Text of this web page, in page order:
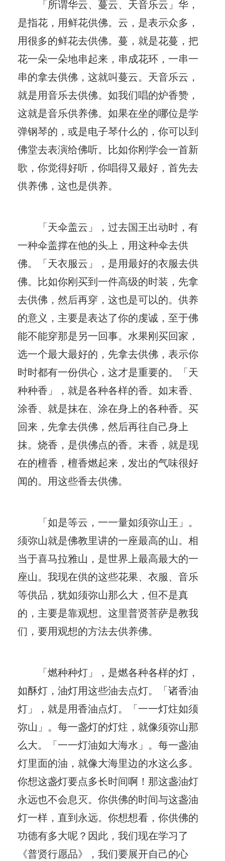
「所谓华云、蔓云、天音乐云」华，
是指花，用鲜花供佛。云，是表示众多，
用很多的鲜花去供佛。蔓，就是花蔓，把
花一朵一朵地串起来，串成花环，一串一
串的拿去供佛，这就叫蔓云。天音乐云，
就是用音乐去供佛。如我们唱的炉香赞，
这就是音乐供养佛。如果在坐的哪位是学
弹钢琴的，或是电子琴什么的，你可以到
佛堂去表演给佛听。比如你刚学会一首新
歌，你觉得好听，你唱得又最好，首先去
供养佛，这也是供养。
「天伞盖云」，过去国王出动时，有
一种伞盖撑在他的头上，用这种伞去供
佛。「天衣服云」，是用最好的衣服去供
佛。比如你刚买到一件高级的时装，先拿
去供佛，然后再穿，这也是可以的。供养
的意义，主要是表达了你的虔诚，至于佛
能不能穿那是另一回事。水果刚买回家，
选一个最大最好的，先拿去供佛，表示你
时时都有一份供心，这才是重要的。「天
种种香」，就是各种各样的香。如末香、
涂香、就是抹在、涂在身上的各种香。买
回来，先拿去供佛，然后再往自己身上
抹。烧香，是供佛点的香。末香，就是现
在的檀香，檀香燃起来，发出的气味很好
闻的。用这些香去供佛。
「如是等云，一一量如须弥山王」。
须弥山就是佛教里讲的一座最高的山。相
当于喜马拉雅山，是世界上最高最大的一
座山。我现在供的这些花果、衣服、音乐
等供品，犹如须弥山那么大，但不是真
的，主要是靠观想。这里普贤菩萨是教我
们，要用观想的方法去供养佛。
「燃种种灯」，是燃各种各样的灯，
如酥灯，油灯用这些油去点灯。「诸香油
灯」，就是用香油点灯。「一一灯炷如须
弥山」。每一盏灯的灯炷，就像须弥山那
么大。「一一灯油如大海水」。每一盏油
灯里面的油，就像大海里边的水这么多。
你想这盏灯要点多长时间啊！那这盏油灯
永远也不会息灭。你供佛的时间与这盏油
灯一样，直到永远。你想想看，你供佛的
功德有多大呢？因此，我们现在学习了
《普贤行愿品》，我们要展开自己的心